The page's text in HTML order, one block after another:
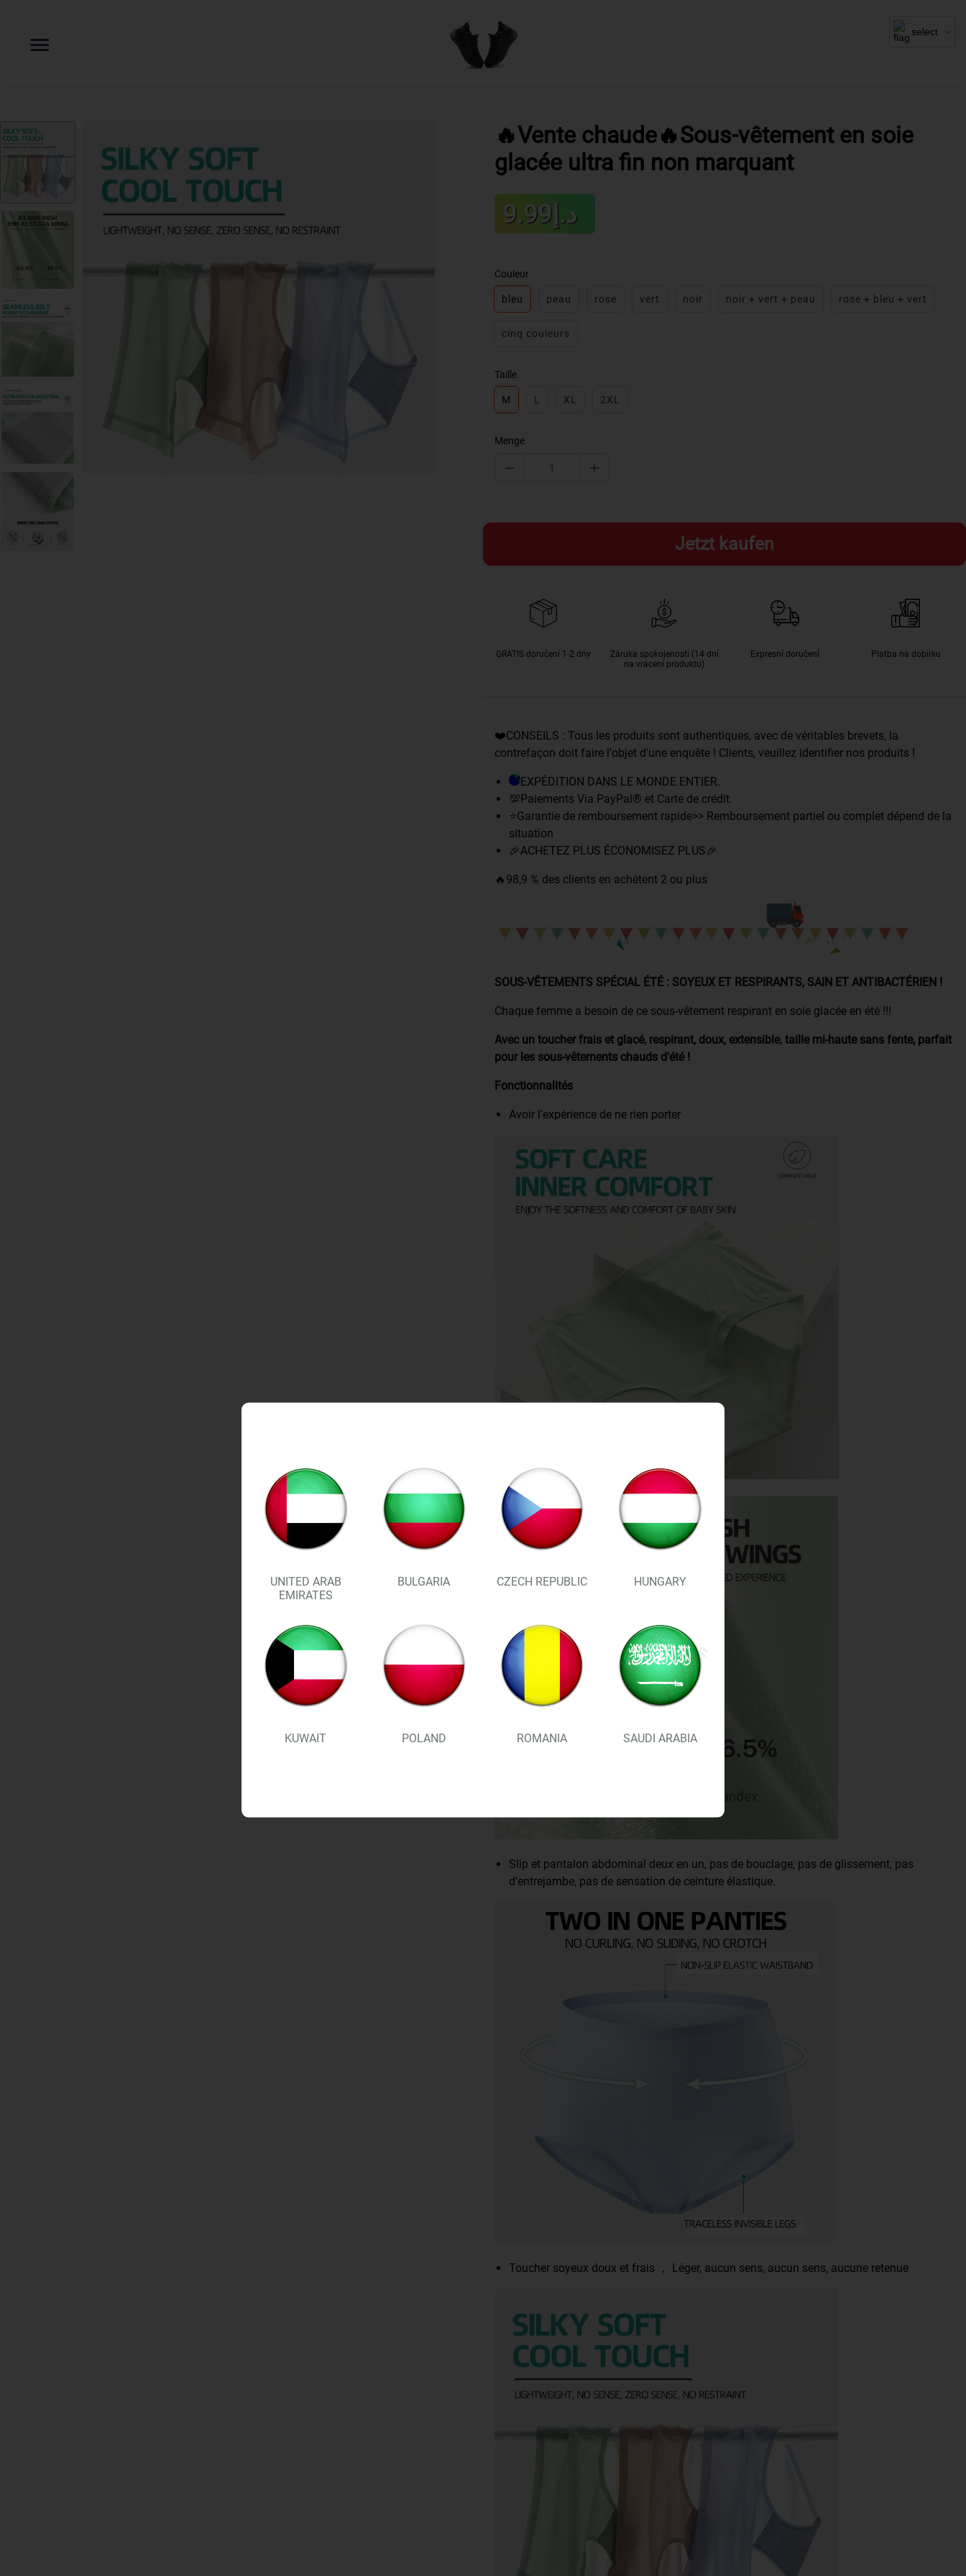
🔥Vente chaude🔥Sous-vêtement en soie
glacée ultra fin non marquant
Sale
price
د.إ9.99
Couleur
bleu peau rose vert noir noir + vert + peau rose + bleu + vert
cinq couleurs
Taille
M L XL 2XL
Menge
Jetzt kaufen
GRATIS doručení 1-2 dny
Záruka spokojenosti (14 dní
na vrácení produktu)
Expresní doručení Platba na dobírku
❤️CONSEILS : Tous les produits sont authentiques, avec de véritables brevets, la
contrefaçon doit faire l'objet d'une enquête ! Clients, veuillez identifier nos produits !
EXPÉDITION DANS LE MONDE ENTIER.
💯Paiements Via PayPal® et Carte de crédit.
⭐Garantie de remboursement rapide>> Remboursement partiel ou complet dépend de la
situation
🎉ACHETEZ PLUS ÉCONOMISEZ PLUS🎉
🔥98,9 % des clients en achètent 2 ou plus
SOUS-VÊTEMENTS SPÉCIAL ÉTÉ : SOYEUX ET RESPIRANTS, SAIN ET ANTIBACTÉRIEN !
Chaque femme a besoin de ce sous-vêtement respirant en soie glacée en été !!!
Avec un toucher frais et glacé, respirant, doux, extensible, taille mi-haute sans fente, parfait
pour les sous-vêtements chauds d'été !
Fonctionnalités
Avoir l'expérience de ne rien porter
Slip et pantalon abdominal deux en un, pas de bouclage, pas de glissement, pas
d'entrejambe, pas de sensation de ceinture élastique.
Toucher soyeux doux et frais ， Léger, aucun sens, aucun sens, aucune retenue
select
UNITED ARAB
EMIRATES
BULGARIA CZECH REPUBLIC HUNGARY
KUWAIT POLAND ROMANIA SAUDI ARABIA